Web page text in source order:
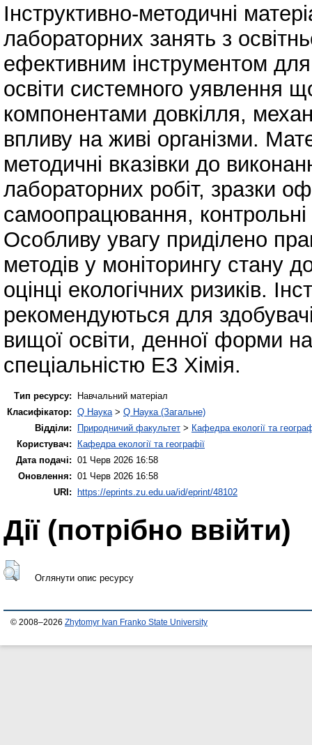
Інструктивно-методичні
лабораторних занять з
ефективним інструментом
освіти системного уявлення
компонентами довкілля,
впливу на живі організми.
методичні вказівки до
лабораторних робіт, зразки
самоопрацювання,
Особливу увагу приділено
методів у моніторингу стану
оцінці екологічних ризиків.
рекомендуються для
вищої освіти, денної форми
спеціальністю Е3 Хімія.
Тип ресурсу:
Навчальний матеріал
Класифікатор: Q Наука > Q Наука (Загальне)
Відділи:
Природничий факультет > Кафедра екології та
Користувач:
Кафедра екології та географії
Дата подачі: 01 Черв 2026 16:58
Оновлення: 01 Черв 2026 16:58
URI: https://eprints.zu.edu.ua/id/eprint/48102
Дії ​​(потрібно ввійти)
Оглянути опис ресурсу
© 2008–2026 Zhytomyr Ivan Franko State University